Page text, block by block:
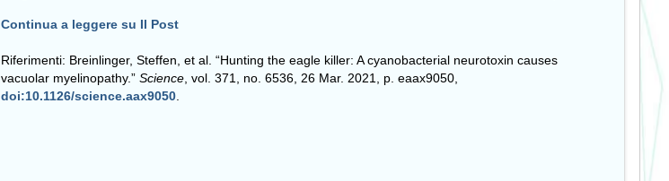
Continua a leggere su Il Post
Riferimenti: Breinlinger, Steffen, et al. “Hunting the eagle killer: A cyanobacterial neurotoxin causes
vacuolar myelinopathy.”Science , vol. 371, no. 6536, 26 Mar. 2021, p. eaax9050,
doi:10.1126/science.aax9050